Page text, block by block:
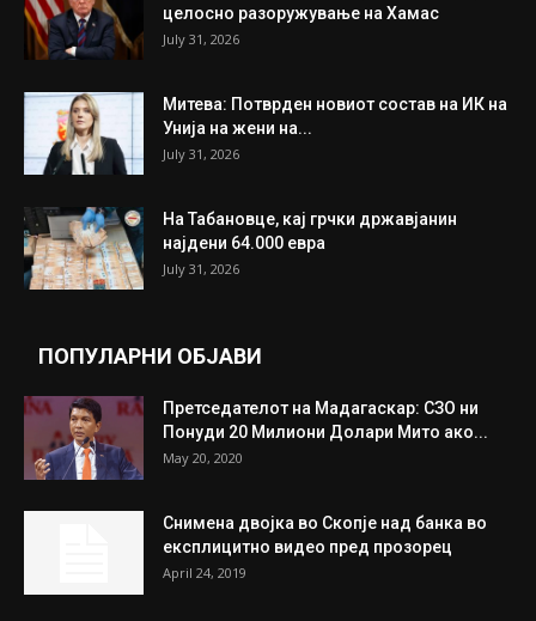
целосно разоружување на Хамас
July 31, 2026
Митева: Потврден новиот состав на ИК на
Унија на жени на...
July 31, 2026
На Табановце, кај грчки државјанин
најдени 64.000 евра
July 31, 2026
ПОПУЛАРНИ ОБЈАВИ
Претседателот на Мадагаскар: СЗО ни
Понуди 20 Милиони Долари Мито ако...
May 20, 2020
Снимена двојка во Скопје над банка во
експлицитно видео пред прозорец
April 24, 2019